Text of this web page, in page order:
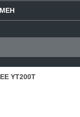
YT200T